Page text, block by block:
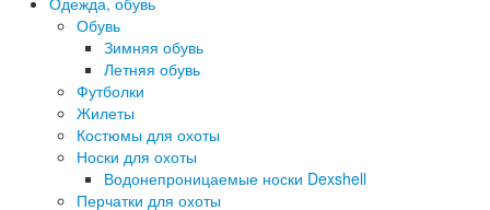
Обувь
Зимняя обувь
Летняя обувь
Футболки
Жилеты
Костюмы для охоты
Носки для охоты
Водонепроницаемые носки Dexshell
Перчатки для охоты